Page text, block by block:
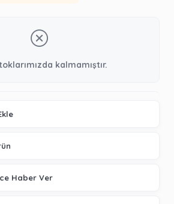
kalmamıştır.
Haber Ver